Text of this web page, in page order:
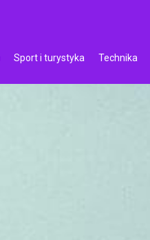
Sport i turystyka
Technika